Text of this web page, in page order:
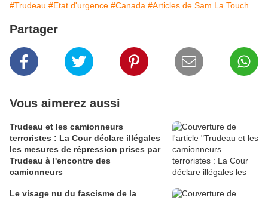
#Trudeau #Etat d'urgence #Canada #Articles de Sam La Touch
Partager
Vous aimerez aussi
Trudeau et les camionneurs
terroristes : La Cour déclare illégales
les mesures de répression prises par
Trudeau à l'encontre des
camionneurs
Le visage nu du fascisme de la